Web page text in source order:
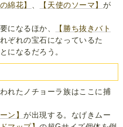
綿花】 、 【天使のソーマ】 が
になるほか、
【勝ち抜きバト
ぞれの宝石になっているた
になるだろう。
れたノチョーラ族はここに捕
ン】が出現する。なげきムー